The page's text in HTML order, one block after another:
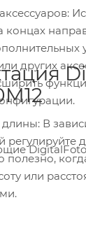
концах
других
длины: В
полезно,
или